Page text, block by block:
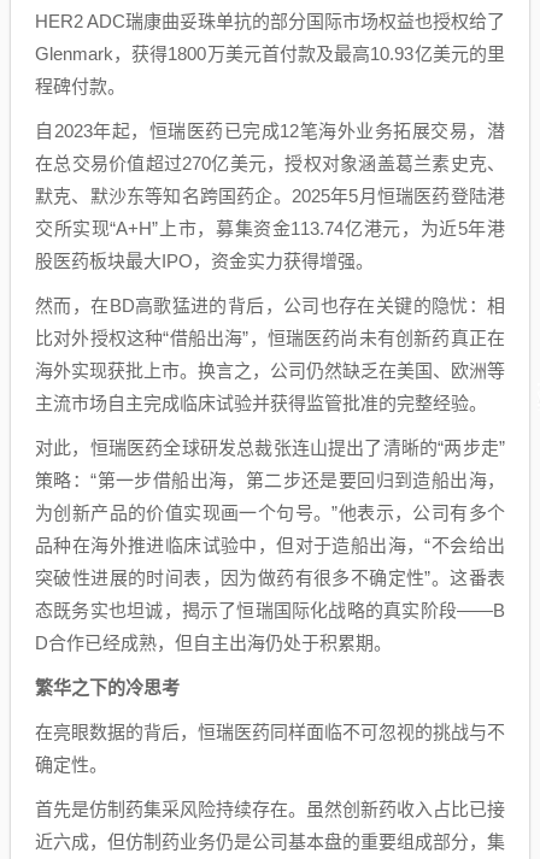
HER2 ADC瑞康曲妥珠单抗的部分国际市场权益也授权给了
Glenmark，获得1800万美元首付款及最高10.93亿美元的里
程碑付款。
自2023年起，恒瑞医药已完成12笔海外业务拓展交易，潜
在总交易价值超过270亿美元，授权对象涵盖葛兰素史克、
默克、默沙东等知名跨国药企。2025年5月恒瑞医药登陆港
交所实现“A+H”上市，募集资金113.74亿港元，为近5年港
股医药板块最大IPO，资金实力获得增强。
然而，在BD高歌猛进的背后，公司也存在关键的隐忧：相
比对外授权这种“借船出海”，恒瑞医药尚未有创新药真正在
海外实现获批上市。换言之，公司仍然缺乏在美国、欧洲等
主流市场自主完成临床试验并获得监管批准的完整经验。
对此，恒瑞医药全球研发总裁张连山提出了清晰的“两步走”
策略：“第一步借船出海，第二步还是要回归到造船出海，
为创新产品的价值实现画一个句号。”他表示，公司有多个
品种在海外推进临床试验中，但对于造船出海，“不会给出
突破性进展的时间表，因为做药有很多不确定性”。这番表
态既务实也坦诚，揭示了恒瑞国际化战略的真实阶段——B
D合作已经成熟，但自主出海仍处于积累期。
繁华之下的冷思考
在亮眼数据的背后，恒瑞医药同样面临不可忽视的挑战与不
确定性。
首先是仿制药集采风险持续存在。虽然创新药收入占比已接
近六成，但仿制药业务仍是公司基本盘的重要组成部分，集